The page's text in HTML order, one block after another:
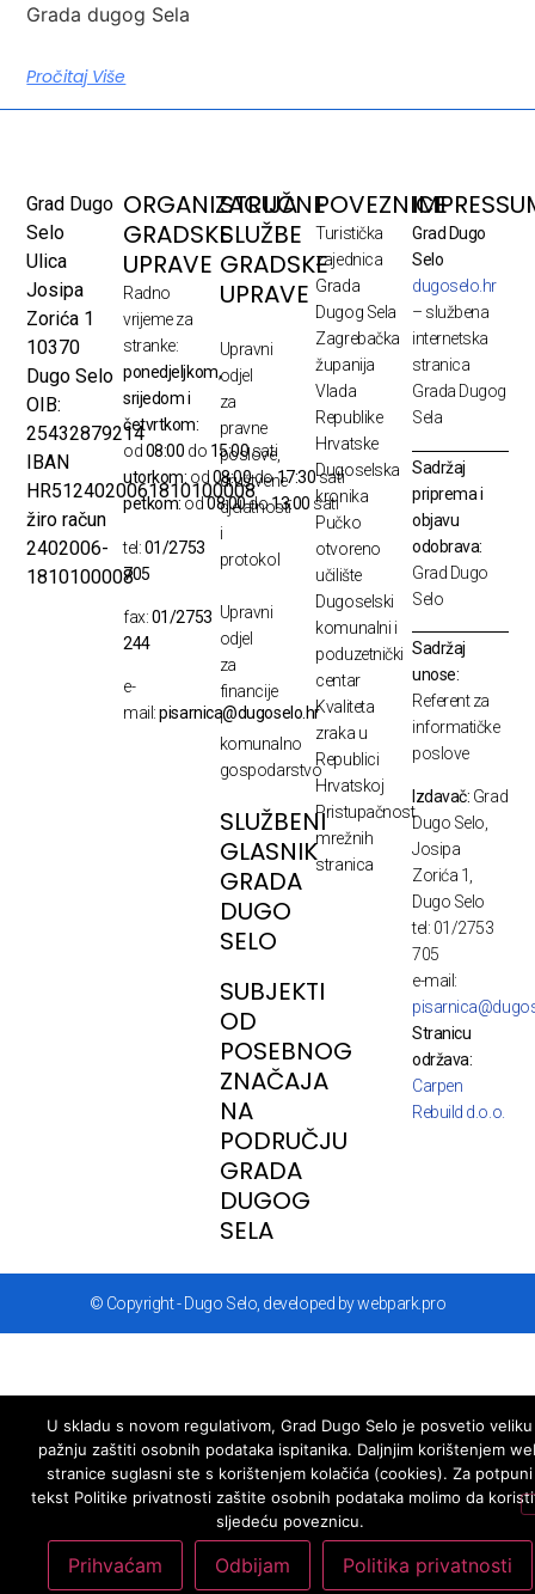
Grada dugog Sela
Pročitaj Više
Grad Dugo
Selo
Ulica
Josipa
Zorića 1
10370
Dugo Selo
OIB:
25432879214
IBAN
HR5124020061810100008
žiro račun
2402006-
1810100008
ORGANIZACIJA
GRADSKE
UPRAVE
Radno
vrijeme za
stranke:
ponedjeljkom,
srijedom i
četvrtkom:
od08:00 do 15:00sati
utorkom: od08:00do17:30sati
petkom:od08:00do13:00 sati
tel:01/2753
705
fax:01/2753
244
e-
mail:pisarnica@dugoselo.hr
STRUČNE
SLUŽBE
GRADSKE
UPRAVE
Upravni
odjel
za
pravne
poslove,
društvene
djelatnosti
i
protokol
Upravni
odjel
za
financije
i
komunalno
gospodarstvo
SLUŽBENI
GLASNIK
GRADA
DUGO
SELO
SUBJEKTI
OD
POSEBNOG
ZNAČAJA
NA
PODRUČJU
GRADA
DUGOG
SELA
POVEZNICE
Turistička
zajednica
Grada
Dugog Sela
Zagrebačka
županija
Vlada
Republike
Hrvatske
Dugoselska
kronika
Pučko
otvoreno
učilište
Dugoselski
komunalni i
poduzetnički
centar
Kvaliteta
zraka u
Republici
Hrvatskoj
Pristupačnost
mrežnih
stranica
Grad Dugo
Selo
dugoselo.hr
– službena
internetska
stranica
Grada Dugog
Sela
Sadržaj
priprema i
objavu
odobrava:
Grad Dugo
Selo
Sadržaj
unose:
Referent za
informatičke
poslove
Izdavač: Grad
Dugo Selo,
Josipa
Zorića 1,
Dugo Selo
tel: 01/2753
705
e-mail:
Stranicu
održava:
Carpen
Rebuild d.o.o.
© Copyright - Dugo Selo, developed by webpark.pro
U skladu s novom regulativom, Grad Dugo Selo je posvetio veliku
pažnju zaštiti osobnih podataka ispitanika. Daljnjim korištenjem
stranice suglasni ste s korištenjem kolačića (cookies). Za potpuni
tekst Politike privatnosti zaštite osobnih podataka molimo da
sljedeću poveznicu.
Prihvaćam Odbijam Politika privatnosti